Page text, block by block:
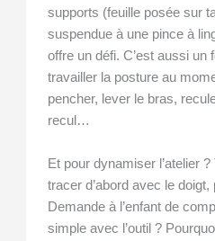
supports (feuille posée sur
suspendue à une pince à
offre un défi. C’est aussi un
travailler la posture au
pencher, lever le bras,
recul…
Et pour dynamiser l’atelier
tracer d’abord avec le doigt,
Demande à l’enfant de
simple avec l’outil ?